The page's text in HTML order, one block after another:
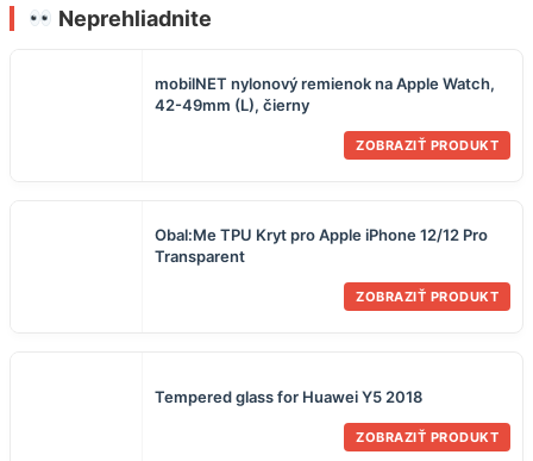
Neprehliadnite
mobilNET nylonový remienok na Apple Watch,
42-49mm (L), čierny
ZOBRAZIŤ PRODUKT
Obal:Me TPU Kryt pro Apple iPhone 12/12 Pro
Transparent
ZOBRAZIŤ PRODUKT
Tempered glass for Huawei Y5 2018
ZOBRAZIŤ PRODUKT